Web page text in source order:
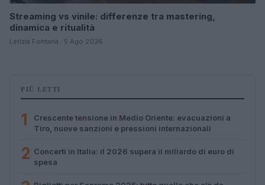
Streaming vs vinile: differenze tra mastering,
dinamica e ritualità
Letizia Fontana · 5 Ago 2026
PIÙ LETTI
1
Crescente tensione in Medio Oriente: evacuazioni a
Tiro, nuove sanzioni e pressioni internazionali
2 Concerti in Italia: il 2026 supera il miliardo di euro di
spesa